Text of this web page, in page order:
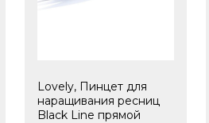
Lovely, Пинцет для
наращивания ресниц
Black Line прямой